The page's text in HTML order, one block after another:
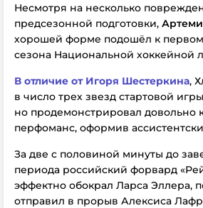
Несмотря на несколько
предсезонной подготовки,
хорошей форме подошёл к
сезона Национальной хоккейной
В отличие от Игоря Шестеркина,
в число трех звезд стартовой
но продемонстрировал довольно
перфоманс, оформив
За две с половиной минуты до
периода российский форвард
эффектно обокрал Ларса Эллера,
отправил в прорыв Алексиса